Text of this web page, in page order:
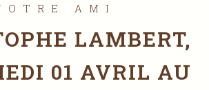
AMI
LAMBERT,
01 AVRIL AU